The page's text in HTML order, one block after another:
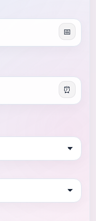
📅
⏰